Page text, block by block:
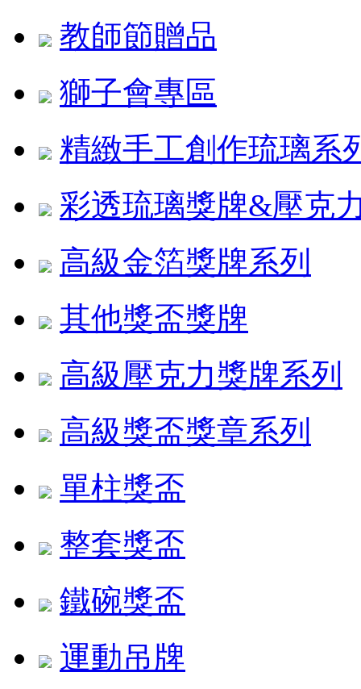
教師節贈品
獅子會專區
精緻手工創作琉璃系
彩透琉璃獎牌&壓克
高級金箔獎牌系列
其他獎盃獎牌
高級壓克力獎牌系列
高級獎盃獎章系列
單柱獎盃
整套獎盃
鐵碗獎盃
運動吊牌